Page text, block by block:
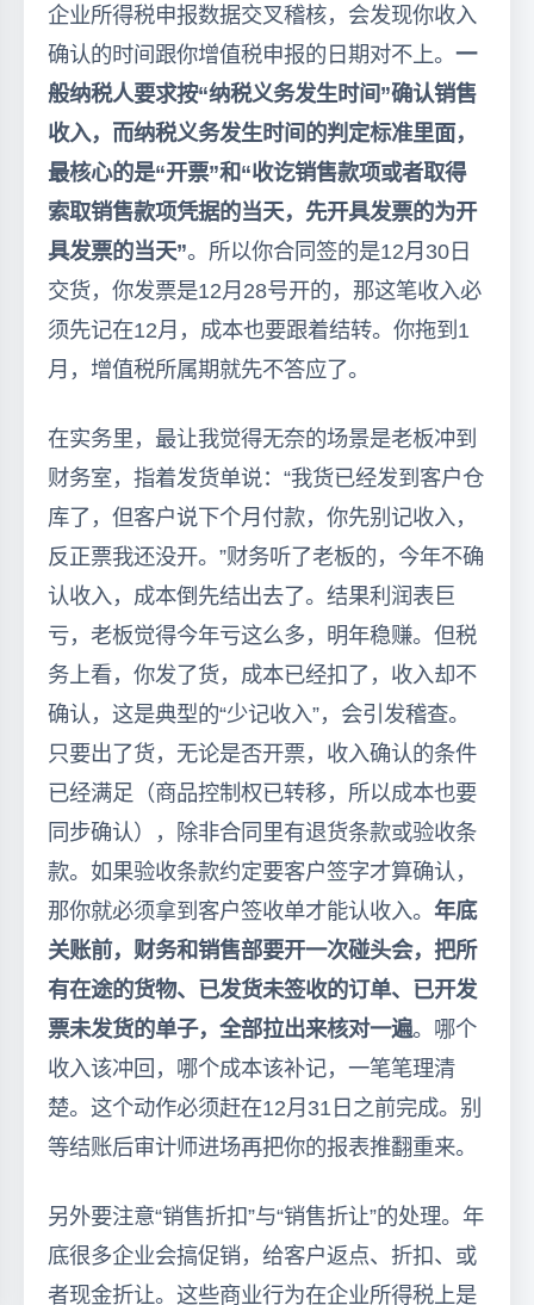
企业所得税申报数据交叉稽核，会发现你收入
确认的时间跟你增值税申报的日期对不上。 一
般纳税人要求按“纳税义务发生时间”确认销售
收入，而纳税义务发生时间的判定标准里面，
最核心的是“开票”和“收讫销售款项或者取得
索取销售款项凭据的当天，先开具发票的为开
具发票的当天”。所以你合同签的是12月30日
交货，你发票是12月28号开的，那这笔收入必
须先记在12月，成本也要跟着结转。你拖到1
月，增值税所属期就先不答应了。
在实务里，最让我觉得无奈的场景是老板冲到
财务室，指着发货单说：“我货已经发到客户仓
库了，但客户说下个月付款，你先别记收入，
反正票我还没开。”财务听了老板的，今年不确
认收入，成本倒先结出去了。结果利润表巨
亏，老板觉得今年亏这么多，明年稳赚。但税
务上看，你发了货，成本已经扣了，收入却不
确认，这是典型的“少记收入”，会引发稽查。
只要出了货，无论是否开票，收入确认的条件
已经满足（商品控制权已转移，所以成本也要
同步确认），除非合同里有退货条款或验收条
款。如果验收条款约定要客户签字才算确认，
那你就必须拿到客户签收单才能认收入。 年底
关账前，财务和销售部要开一次碰头会，把所
有在途的货物、已发货未签收的订单、已开发
票未发货的单子，全部拉出来核对一遍。哪个
收入该冲回，哪个成本该补记，一笔笔理清
楚。这个动作必须赶在12月31日之前完成。别
等结账后审计师进场再把你的报表推翻重来。
另外要注意“销售折扣”与“销售折让”的处理。年
底很多企业会搞促销，给客户返点、折扣、或
者现金折让。这些商业行为在企业所得税上是